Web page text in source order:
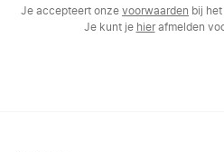
Je accepteert onze voorwaarden bij
Je kunt je hierafmelden